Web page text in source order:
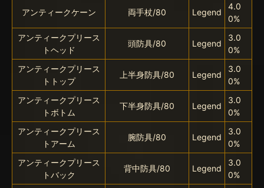
アンティークケーン 両手杖/80 Legend
4.0
0%
アンティークプリース
トヘッド
頭防具/80 Legend
3.0
0%
アンティークプリース
トトップ
上半身防具/80 Legend
3.0
0%
アンティークプリース
トボトム
下半身防具/80 Legend
3.0
0%
アンティークプリース
トアーム
腕防具/80 Legend
3.0
0%
アンティークプリース
トバック
背中防具/80 Legend
3.0
0%